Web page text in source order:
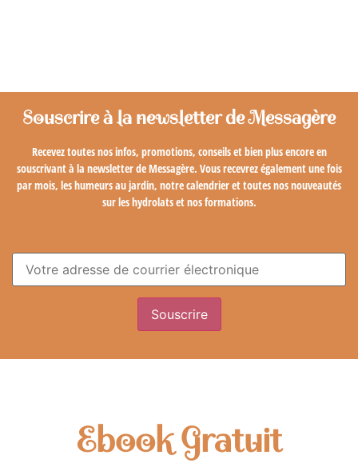
Souscrire à la newsletter de Messagère
Recevez toutes nos infos, promotions, conseils et bien plus encore en
souscrivant à la newsletter de Messagère. Vous recevrez également une fois
par mois, les humeurs au jardin, notre calendrier et toutes nos nouveautés
sur les hydrolats et nos formations.
Ebook Gratuit